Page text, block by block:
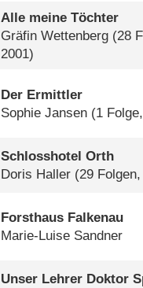
Alle meine Töchter
Gräfin Wettenberg (28
2001)
Der Ermittler
Sophie Jansen (1
Schlosshotel Orth
Doris Haller (29
Forsthaus Falkenau
Marie-Luise Sandner
Unser Lehrer Doktor